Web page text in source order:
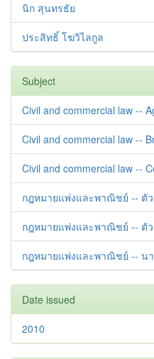
นิก สุนทรธัย
ประสิทธิ์ โฆวิไลกูล
Subject
Civil and commercial law --
Civil and commercial law --
Civil and commercial law --
กฎหมายแพ่งและพาณิชย์ -- ตั
กฎหมายแพ่งและพาณิชย์ -- ตั
กฎหมายแพ่งและพาณิชย์ -- น
Date issued
2010